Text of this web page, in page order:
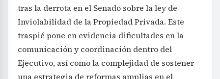
tras la derrota en el Senado sobre la ley de
Inviolabilidad de la Propiedad Privada. Este
traspié pone en evidencia dificultades en la
comunicación y coordinación dentro del
Ejecutivo, así como la complejidad de sostener
una estrategia de reformas amplias en el